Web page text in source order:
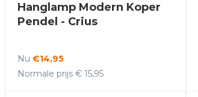
Hanglamp Modern Koper
Pendel - Crius
Nu €14,95
Normale prijs € 15,95